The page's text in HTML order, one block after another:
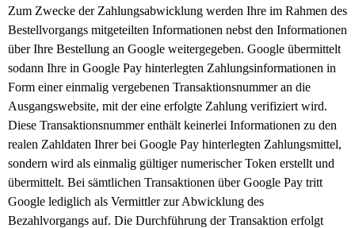
Zum Zwecke der Zahlungsabwicklung werden Ihre im Rahmen des
Bestellvorgangs mitgeteilten Informationen nebst den Informationen
über Ihre Bestellung an Google weitergegeben. Google übermittelt
sodann Ihre in Google Pay hinterlegten Zahlungsinformationen in
Form einer einmalig vergebenen Transaktionsnummer an die
Ausgangswebsite, mit der eine erfolgte Zahlung verifiziert wird.
Diese Transaktionsnummer enthält keinerlei Informationen zu den
realen Zahldaten Ihrer bei Google Pay hinterlegten Zahlungsmittel,
sondern wird als einmalig gültiger numerischer Token erstellt und
übermittelt. Bei sämtlichen Transaktionen über Google Pay tritt
Google lediglich als Vermittler zur Abwicklung des
Bezahlvorgangs auf. Die Durchführung der Transaktion erfolgt